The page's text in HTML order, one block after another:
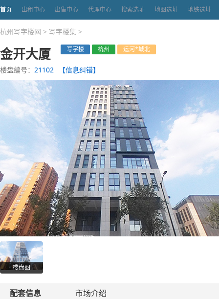
首页 出租中心 出售中心 代理中心 搜索选址 地图选址 地铁选址
杭州写字楼网 > 写字楼集 >
金开大厦 写字楼 杭州 运河*城北
楼盘编号： 21102 【信息纠错】
楼盘图
配套信息 市场介绍